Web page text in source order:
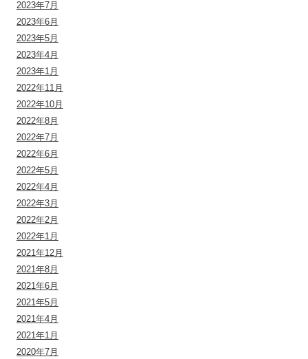
2023年7月
2023年6月
2023年5月
2023年4月
2023年1月
2022年11月
2022年10月
2022年8月
2022年7月
2022年6月
2022年5月
2022年4月
2022年3月
2022年2月
2022年1月
2021年12月
2021年8月
2021年6月
2021年5月
2021年4月
2021年1月
2020年7月